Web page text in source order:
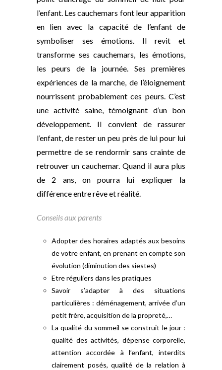
l’enfant. Les cauchemars font leur apparition
en lien avec la capacité de l’enfant de
symboliser ses émotions. Il revit et
transforme ses cauchemars, les émotions,
les peurs de la journée. Ses premières
expériences de la marche, de l’éloignement
nourrissent probablement ces peurs. C’est
une activité saine, témoignant d’un bon
développement. Il convient de rassurer
l’enfant, de rester un peu près de lui pour lui
permettre de se rendormir sans crainte de
retrouver un cauchemar. Quand il aura plus
de 2 ans, on pourra lui expliquer la
différence entre rêve et réalité.
Conseils aux parents
Adopter des horaires adaptés aux besoins
de votre enfant, en prenant en compte son
évolution (diminution des siestes)
Etre réguliers dans les pratiques
Savoir s’adapter à des situations
particulières : déménagement, arrivée d’un
petit frère, acquisition de la propreté,…
La qualité du sommeil se construit le jour :
qualité des activités, dépense corporelle,
attention accordée à l’enfant, interdits
clairement posés, qualité de la relation à